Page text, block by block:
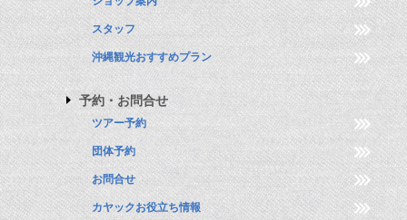
スタッフ
沖縄観光おすすめプラン
予約・お問合せ
ツアー予約
団体予約
お問合せ
カヤックお役立ち情報